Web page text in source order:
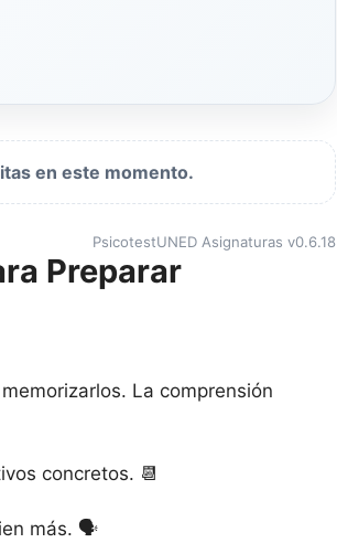
en este momento.
PsicotestUNED Asignaturas v0.6.18
Preparar
La comprensión
concretos. 📆
más. 🗣️